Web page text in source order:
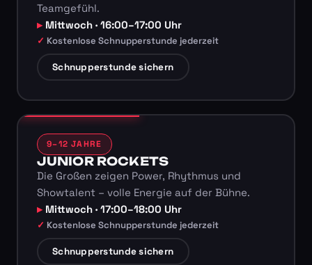
Teamgefühl.
Mittwoch · 16:00–17:00 Uhr
Kostenlose Schnupperstunde jederzeit
Schnupperstunde sichern
9–12 JAHRE
JUNIOR ROCKETS
Die Großen zeigen Power, Rhythmus und
Showtalent – volle Energie auf der Bühne.
Mittwoch · 17:00–18:00 Uhr
Kostenlose Schnupperstunde jederzeit
Schnupperstunde sichern